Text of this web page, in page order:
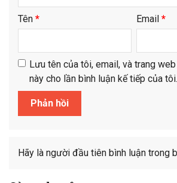
Tên * Email *
Lưu tên của tôi, email, và trang
này cho lần bình luận kế tiếp của tôi.
Hãy là người đầu tiên bình luận trong